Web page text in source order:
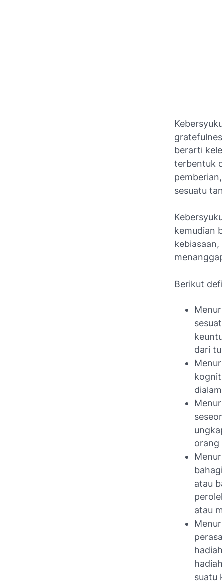
berarti
terbentuk
sesuatu
kemudian
Berikut
dari
atau
atau
suatu